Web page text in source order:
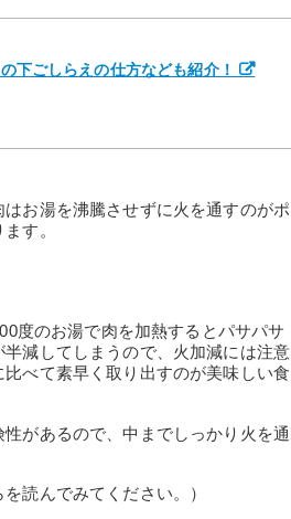
下ごしらえの仕方なども紹介！
お湯を沸騰させずに火を通すのがポ
す。
度のお湯で肉を加熱するとパサパサ
減してしまうので、火加減には注意
べて素早く取り出すのが美味しい食
があるので、中までしっかり火を通
読んでみてください。）